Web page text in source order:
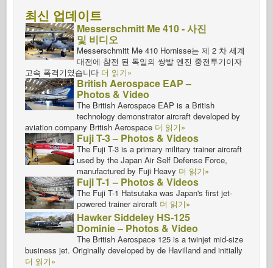
최신 업데이트
Messerschmitt Me 410 - 사진
및 비디오
Messerschmitt Me 410 Hornisse는 제 2 차 세계
대전에 참전 된 독일의 쌍발 엔진 중전투기이자
고속 폭격기였습니다 더 읽기»
British Aerospace EAP –
Photos & Video
The British Aerospace EAP is a British
technology demonstrator aircraft developed by
aviation company British Aerospace 더 읽기»
Fuji T-3 – Photos & Videos
The Fuji T-3 is a primary military trainer aircraft
used by the Japan Air Self Defense Force,
manufactured by Fuji Heavy 더 읽기»
Fuji T-1 – Photos & Videos
The Fuji T-1 Hatsutaka was Japan's first jet-
powered trainer aircraft 더 읽기»
Hawker Siddeley HS-125
Dominie – Photos & Video
The British Aerospace 125 is a twinjet mid-size
business jet. Originally developed by de Havilland and initially
더 읽기»